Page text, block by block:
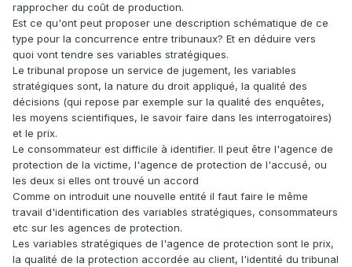
rapprocher du coût de production.
Est ce qu'ont peut proposer une description schématique de ce
type pour la concurrence entre tribunaux? Et en déduire vers
quoi vont tendre ses variables stratégiques.
Le tribunal propose un service de jugement, les variables
stratégiques sont, la nature du droit appliqué, la qualité des
décisions (qui repose par exemple sur la qualité des enquêtes,
les moyens scientifiques, le savoir faire dans les interrogatoires)
et le prix.
Le consommateur est difficile à identifier. Il peut être l'agence de
protection de la victime, l'agence de protection de l'accusé, ou
les deux si elles ont trouvé un accord
Comme on introduit une nouvelle entité il faut faire le même
travail d'identification des variables stratégiques, consommateurs
etc sur les agences de protection.
Les variables stratégiques de l'agence de protection sont le prix,
la qualité de la protection accordée au client, l'identité du tribunal